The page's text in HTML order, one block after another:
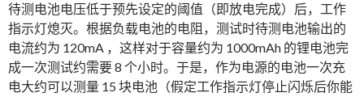
待测电池电压低于预先设定的阈值（即放电完成）后，工作
指示灯熄灭。根据负载电池的电阻，测试时待测电池输出的
电流约为 120mA ，这样对于容量约为 1000mAh 的锂电池完
成一次测试约需要 8 个小时。于是，作为电源的电池一次充
电大约可以测量 15 块电池（假定工作指示灯停止闪烁后你能